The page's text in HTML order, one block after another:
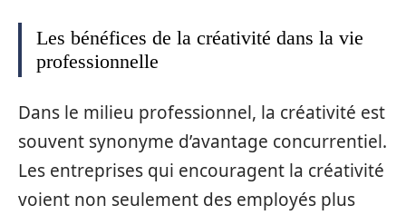
Les bénéfices de la créativité dans la vie
professionnelle
Dans le milieu professionnel, la créativité est
souvent synonyme d’avantage concurrentiel.
Les entreprises qui encouragent la créativité
voient non seulement des employés plus